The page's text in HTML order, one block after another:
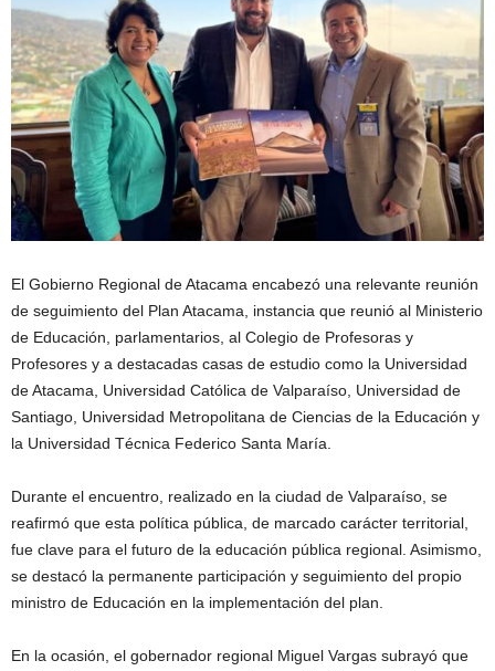
El Gobierno Regional de Atacama encabezó una relevante reunión
de seguimiento del Plan Atacama, instancia que reunió al Ministerio
de Educación, parlamentarios, al Colegio de Profesoras y
Profesores y a destacadas casas de estudio como la Universidad
de Atacama, Universidad Católica de Valparaíso, Universidad de
Santiago, Universidad Metropolitana de Ciencias de la Educación y
la Universidad Técnica Federico Santa María.
Durante el encuentro, realizado en la ciudad de Valparaíso, se
reafirmó que esta política pública, de marcado carácter territorial,
fue clave para el futuro de la educación pública regional. Asimismo,
se destacó la permanente participación y seguimiento del propio
ministro de Educación en la implementación del plan.
En la ocasión, el gobernador regional Miguel Vargas subrayó que